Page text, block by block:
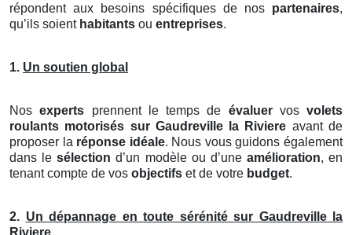
répondent aux besoins spécifiques de nos partenaires,
qu’ils soient habitants ou entreprises.
1. Un soutien global
Nosexperts prennent le temps de évaluervos volets
roulants motorisés sur Gaudreville la Riviere avant de
proposer la réponse idéale. Nous vous guidons également
dans lesélection d’un modèle ou d’une amélioration, en
tenant compte de vos objectifs et de votre budget.
2. Un dépannage en toute sérénité sur Gaudreville la
Riviere